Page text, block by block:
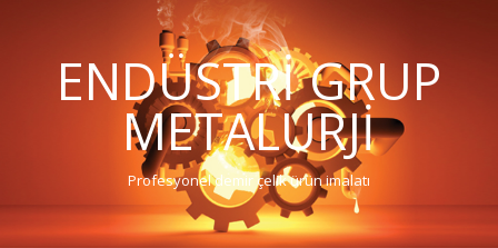
ENDÜSTRI GRUP
METALURJI
Profesyonel demir çelik ürün imalatı